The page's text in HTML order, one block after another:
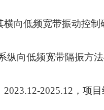
向低频宽带振动控制
纵向低频宽带隔振方
2025.12，项目